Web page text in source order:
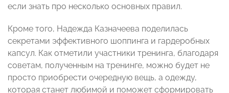
если знать про несколько основных правил.
Кроме того, Надежда Казначеева поделилась
секретами эффективного шоппинга и гардеробных
капсул. Как отметили участники тренинга, благодаря
советам, полученным на тренинге, можно будет не
просто приобрести очередную вещь, а одежду,
которая станет любимой и поможет сформировать